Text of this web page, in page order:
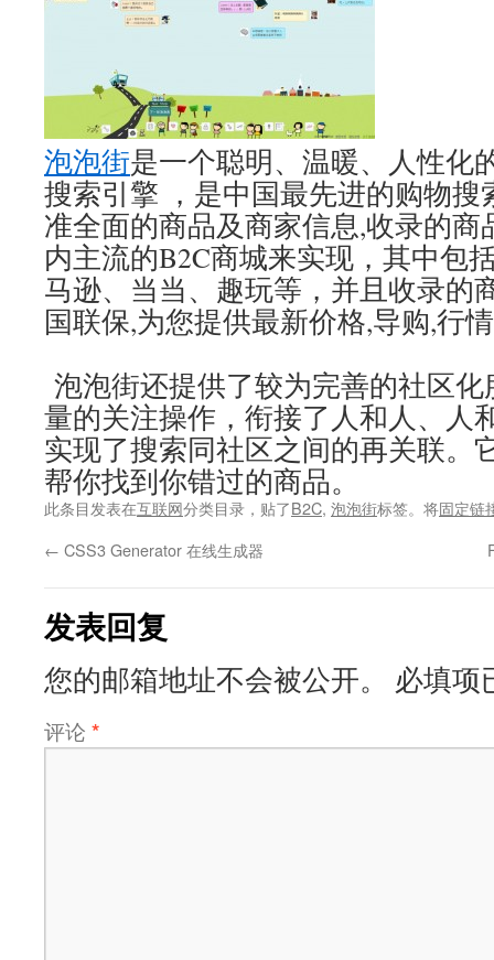
泡泡街是一个聪明、温暖、人性化
搜索引擎 ，是中国最先进的购物搜
准全面的商品及商家信息,收录的
内主流的B2C商城来实现，其中包
马逊、当当、趣玩等，并且收录的
国联保,为您提供最新价格,导购,行
泡泡街还提供了较为完善的社区
量的关注操作，衔接了人和人、人
实现了搜索同社区之间的再关联。
帮你找到你错过的商品。
此条目发表在互联网分类目录，贴了B2C, 泡泡街标签。将固定链
← CSS3 Generator 在线生成器
发表回复
您的邮箱地址不会被公开。 必填项
评论 *